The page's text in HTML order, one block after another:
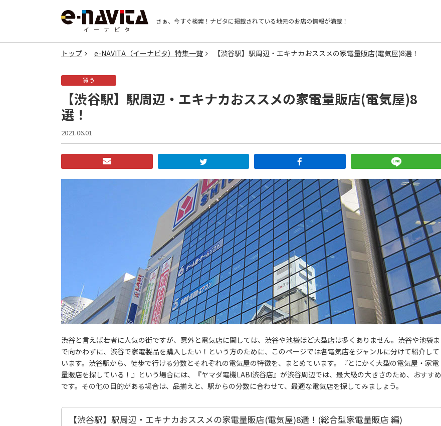
さぁ、今すぐ検索！ ナビタに掲載されている地元のお店の情報が満載！
トップ e-NAVITA（イーナビタ）特集一覧 【渋谷駅】駅周辺・エキナカおススメの家電量販店(電気屋)8選！
買う
【渋谷駅】駅周辺・エキナカおススメの家電量販店(電気屋)8
選！
2021.06.01
渋谷と言えば若者に人気の街ですが、意外と電気店に関しては、渋谷や池袋ほど大型店は多くありません。渋谷や池袋ま
で向かわずに、渋谷で家電製品を購入したい！という方のために、このページでは各電気店をジャンルに分けて紹介して
います。渋谷駅から、徒歩で行ける分数とそれぞれの電気屋の特徴を、まとめています。『とにかく大型の電気屋・家電
量販店を探している！』という場合には、『ヤマダ電機LABI渋谷店』が渋谷周辺では、最大級の大きさのため、おすすめ
です。その他の目的がある場合は、品揃えと、駅からの分数に合わせて、最適な電気店を探してみましょう。
【渋谷駅】駅周辺・エキナカおススメの家電量販店(電気屋)8選！(総合型家電量販店 編)